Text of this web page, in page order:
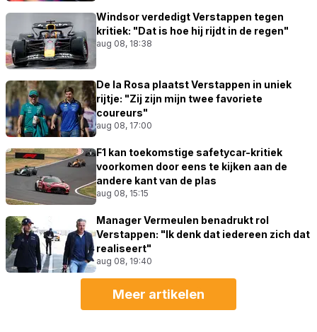
Windsor verdedigt Verstappen tegen
kritiek: "Dat is hoe hij rijdt in de regen"
aug 08, 18:38
De la Rosa plaatst Verstappen in uniek
rijtje: "Zij zijn mijn twee favoriete
coureurs"
aug 08, 17:00
F1 kan toekomstige safetycar-kritiek
voorkomen door eens te kijken aan de
andere kant van de plas
aug 08, 15:15
Manager Vermeulen benadrukt rol
Verstappen: "Ik denk dat iedereen zich dat
realiseert"
aug 08, 19:40
Meer artikelen